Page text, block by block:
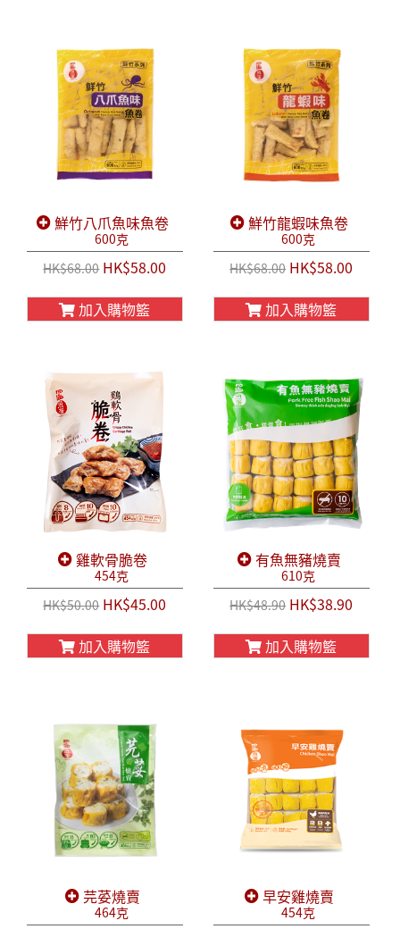
鮮竹八爪魚味魚卷
600克
HK$68.00HK$58.00
加入購物籃
鮮竹龍蝦味魚卷
600克
HK$68.00HK$58.00
加入購物籃
雞軟骨脆卷
454克
HK$50.00HK$45.00
加入購物籃
有魚無豬燒賣
610克
HK$48.90HK$38.90
加入購物籃
芫荽燒賣
464克
早安雞燒賣
454克